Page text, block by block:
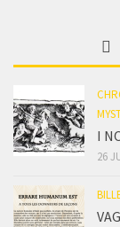
I
26